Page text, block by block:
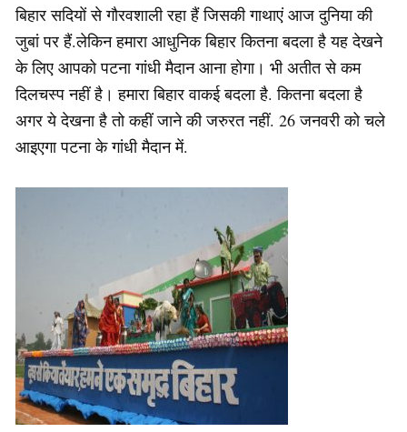
बिहार सदियों से गौरवशाली रहा हैं जिसकी गाथाएं आज दुनिया की
जुबां पर हैं.लेकिन हमारा आधुनिक बिहार कितना बदला है यह देखने
के लिए आपको पटना गांधी मैदान आना होगा। भी अतीत से कम
दिलचस्प नहीं है। हमारा बिहार वाकई बदला है. कितना बदला है
अगर ये देखना है तो कहीं जाने की जरुरत नहीं. 26 जनवरी को चले
आइएगा पटना के गांधी मैदान में.